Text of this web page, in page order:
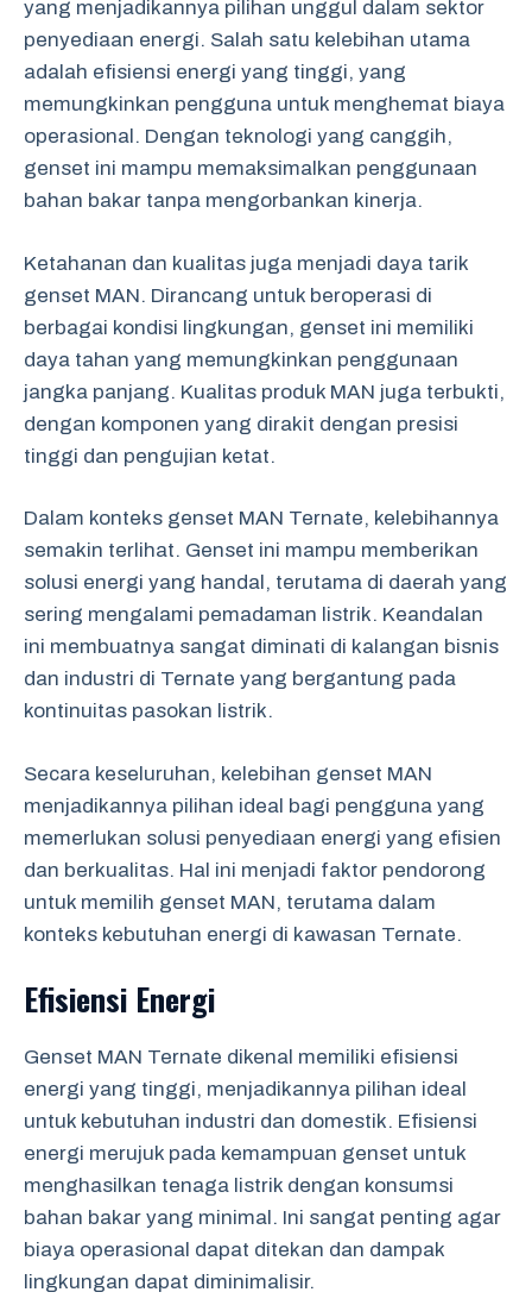
yang menjadikannya pilihan unggul dalam sektor
penyediaan energi. Salah satu kelebihan utama
adalah efisiensi energi yang tinggi, yang
memungkinkan pengguna untuk menghemat biaya
operasional. Dengan teknologi yang canggih,
genset ini mampu memaksimalkan penggunaan
bahan bakar tanpa mengorbankan kinerja.
Ketahanan dan kualitas juga menjadi daya tarik
genset MAN. Dirancang untuk beroperasi di
berbagai kondisi lingkungan, genset ini memiliki
daya tahan yang memungkinkan penggunaan
jangka panjang. Kualitas produk MAN juga terbukti,
dengan komponen yang dirakit dengan presisi
tinggi dan pengujian ketat.
Dalam konteks genset MAN Ternate, kelebihannya
semakin terlihat. Genset ini mampu memberikan
solusi energi yang handal, terutama di daerah yang
sering mengalami pemadaman listrik. Keandalan
ini membuatnya sangat diminati di kalangan bisnis
dan industri di Ternate yang bergantung pada
kontinuitas pasokan listrik.
Secara keseluruhan, kelebihan genset MAN
menjadikannya pilihan ideal bagi pengguna yang
memerlukan solusi penyediaan energi yang efisien
dan berkualitas. Hal ini menjadi faktor pendorong
untuk memilih genset MAN, terutama dalam
konteks kebutuhan energi di kawasan Ternate.
Efisiensi Energi
Genset MAN Ternate dikenal memiliki efisiensi
energi yang tinggi, menjadikannya pilihan ideal
untuk kebutuhan industri dan domestik. Efisiensi
energi merujuk pada kemampuan genset untuk
menghasilkan tenaga listrik dengan konsumsi
bahan bakar yang minimal. Ini sangat penting agar
biaya operasional dapat ditekan dan dampak
lingkungan dapat diminimalisir.